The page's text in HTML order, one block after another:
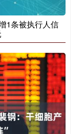
1条被执行人信